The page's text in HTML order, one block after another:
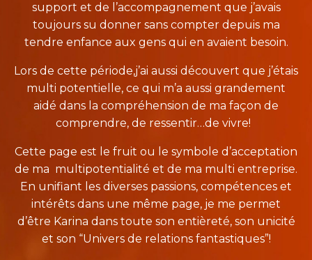
support et de l’accompagnement que j’avais
toujours su donner sans compter depuis ma
tendre enfance aux gens qui en avaient besoin.
Lors de cette période,j’ai aussi découvert que j’étais
multi potentielle, ce qui m’a aussi grandement
aidé dans la compréhension de ma façon de
comprendre, de ressentir…de vivre!
Cette page est le fruit ou le symbole d’acceptation
de ma multipotentialité et de ma multi entreprise.
En unifiant les diverses passions, compétences et
intérêts dans une même page, je me permet
d’être Karina dans toute son entièreté, son unicité
et son “Univers de relations fantastiques”!